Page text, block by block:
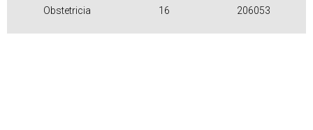
Obstetricia 16 206053